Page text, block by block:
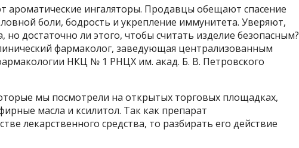
ароматические ингаляторы. Продавцы обещают спасение
боли, бодрость и укрепление иммунитета. Уверяют,
но достаточно ли этого, чтобы считать изделие безопасным?
фармаколог, заведующая централизованным
НКЦ № 1 РНЦХ им. акад. Б. В. Петровского
мы посмотрели на открытых торговых площадках,
масла и ксилитол. Так как препарат
лекарственного средства, то разбирать его действие